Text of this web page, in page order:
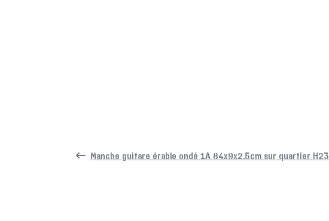
Manche guitare érable ondé 1A 84x9x2.5cm sur quartier H23